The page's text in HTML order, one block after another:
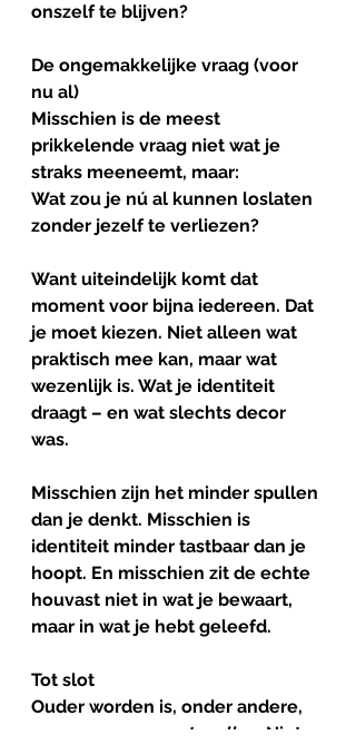
onszelf te blijven?
De ongemakkelijke vraag (voor
nu al)
Misschien is de meest
prikkelende vraag niet wat je
straks meeneemt, maar:
Wat zou je nú al kunnen loslaten
zonder jezelf te verliezen?
Want uiteindelijk komt dat
moment voor bijna iedereen. Dat
je moet kiezen. Niet alleen wat
praktisch mee kan, maar wat
wezenlijk is. Wat je identiteit
draagt – en wat slechts decor
was.
Misschien zijn het minder spullen
dan je denkt. Misschien is
identiteit minder tastbaar dan je
hoopt. En misschien zit de echte
houvast niet in wat je bewaart,
maar in wat je hebt geleefd.
Tot slot
Ouder worden is, onder andere,
ontspullen
. Niet